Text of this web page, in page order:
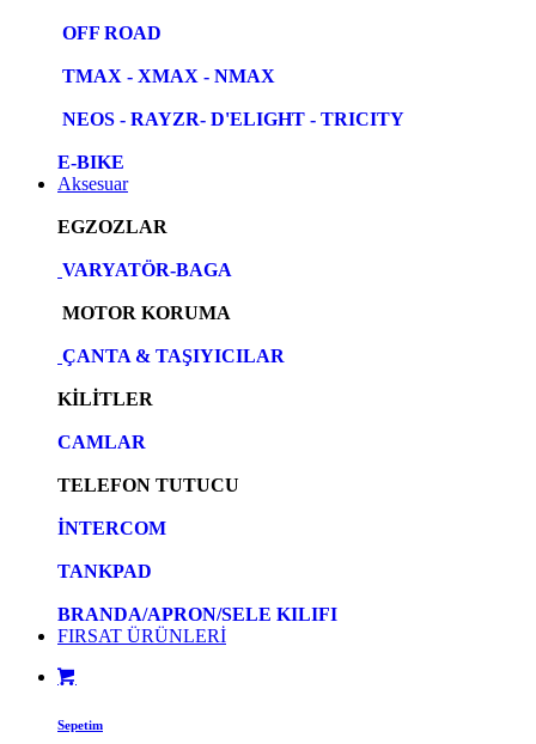
OFF ROAD
TMAX - XMAX - NMAX
NEOS - RAYZR- D'ELIGHT - TRICITY
E-BIKE
Aksesuar
EGZOZLAR
VARYATÖR-BAGA
MOTOR KORUMA
ÇANTA & TAŞIYICILAR
KİLİTLER
CAMLAR
TELEFON TUTUCU
İNTERCOM
TANKPAD
BRANDA/APRON/SELE KILIFI
FIRSAT ÜRÜNLERİ
Sepetim